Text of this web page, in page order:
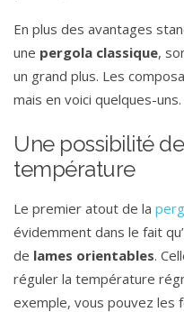
En plus des avantages
une pergola classique,
un grand plus. Les
mais en voici quelques-uns.
Une possibilité
température
Le premier atout de la
évidemment dans le fait
de lames orientables.
réguler la température
exemple, vous pouvez